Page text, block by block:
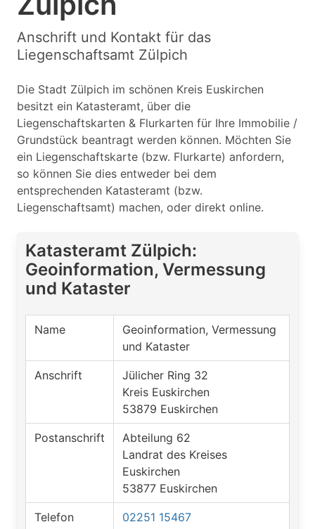
Anschrift und Kontakt für das
Liegenschaftsamt Zülpich
Die Stadt Zülpich im schönen Kreis Euskirchen
besitzt ein Katasteramt, über die
Liegenschaftskarten & Flurkarten für Ihre Immobilie /
Grundstück beantragt werden können. Möchten Sie
ein Liegenschaftskarte (bzw. Flurkarte) anfordern,
so können Sie dies entweder bei dem
entsprechenden Katasteramt (bzw.
Liegenschaftsamt) machen, oder direkt online.
Katasteramt Zülpich:
Geoinformation, Vermessung
und Kataster
Name
Geoinformation, Vermessung
und Kataster
Anschrift
Jülicher Ring 32
Kreis Euskirchen
53879 Euskirchen
Postanschrift
Abteilung 62
Landrat des Kreises
Euskirchen
53877 Euskirchen
Telefon 02251 15467